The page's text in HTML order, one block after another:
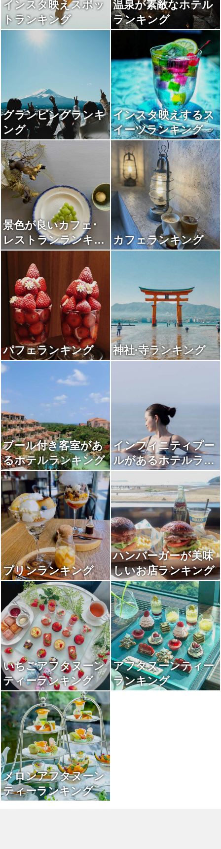
インスタ映えスポッ
トランキング
温泉が素敵なホテル
ランキング
グランピングランキ
ング
インスタ映えするス
イーツランキング
景色が良いカフェ･
レストランランキン
グ
カフェランキング
パフェランキング 神社·寺ランキング
プール付き客室があ
るホテルランキング
インフィニティプー
ルがあるホテルラン
キング
プリンランキング
ハンバーガーが美味
しいお店ランキング
いちごアフタヌーン
ティーランキング
アフタヌーンティー
ランキング
メロンアフタヌーン
ティーランキング